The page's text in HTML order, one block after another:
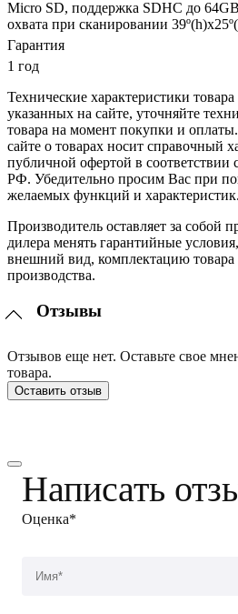
Micro SD, поддержка SDHC до
охвата при сканировании
Гарантия
1 год
Технические характеристики
указанных на сайте, уточняйте
товара на момент покупки и
сайте о товарах носит справочный
публичной офертой в соответствии
РФ. Убедительно просим Вас при
желаемых функций и характеристик.
Производитель оставляет за собой
дилера менять гарантийные
внешний вид, комплектацию товара
производства.
Отзывы
Отзывов еще нет. Оставьте свое
товара.
Оставить отзыв
Написать
Оценка*